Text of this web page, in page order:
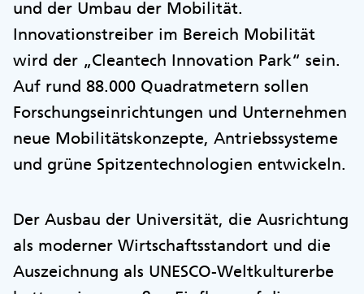
und der Umbau der Mobilität.
Innovationstreiber im Bereich Mobilität
wird der „Cleantech Innovation Park“ sein.
Auf rund 88.000 Quadratmetern sollen
Forschungseinrichtungen und Unternehmen
neue Mobilitätskonzepte, Antriebssysteme
und grüne Spitzentechnologien entwickeln.
Der Ausbau der Universität, die Ausrichtung
als moderner Wirtschaftsstandort und die
Auszeichnung als UNESCO-Weltkulturerbe